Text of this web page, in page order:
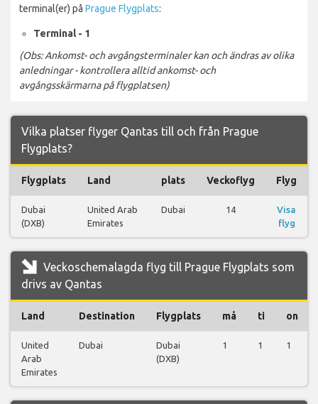
terminal(er) på Prague Flygplats:
Terminal - 1
(Obs: Ankomst- och avgångsterminaler kan och ändras av olika
anledningar - kontrollera alltid ankomst- och
avgångsskärmarna på flygplatsen)
Vilka platser flyger Qantas till och från Prague
Flygplats?
Flygplats Land plats Veckoflyg Flyg
Dubai
(DXB)
United Arab
Emirates
Dubai 14
Visa
flyg
Veckoschemalagda flyg till Prague Flygplats som
drivs av Qantas
Land Destination Flygplats må ti on
United
Arab
Emirates
Dubai
Dubai
(DXB)
1 1 1